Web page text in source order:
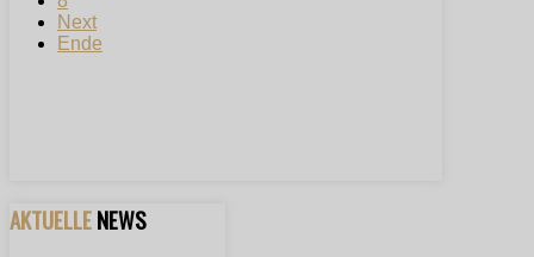
Next
Ende
AKTUELLENEWS